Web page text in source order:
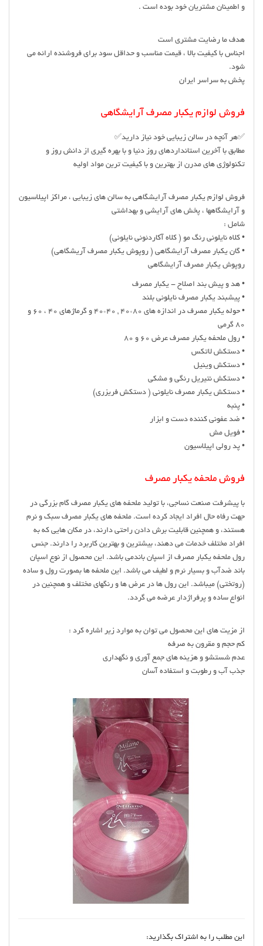
و اطمینان مشتریان خود بوده است .
هدف ما رضایت مشتری است
اجناس با کیفیت بالا ، قیمت مناسب و حداقل سود برای فروشنده ارائه می
شود.
پخش به سراسر ایران
فروش لوازم یکبار مصرف آرایشگاهی
✅هر آنچه در سالن زیبایی خود نیاز دارید✅
مطابق با آخرین استانداردهای روز دنیا و با بهره گیری از دانش روز و
تکنولوژی های مدرن از بهترین و با کیفیت ترین مواد اولیه
فروش لوازم یکبار مصرف آرایشگاهی به سالن های زیبایی ، مراکز اپیلاسیون
و آرایشگاهها ، پخش های آرایشی و بهداشتی
شامل :
• کلاه نایلونی رنگ مو ( کلاه آکاردئونی نایلونی)
• گان یکبار مصرف آرایشگاهی ( روپوش یکبار مصرف آریشگاهی)
روپوش یکبار مصرف آرایشگاهی
• هد و پیش بند اصلاح - یکبار مصرف
• پیشبند یکبار مصرف نایلونی بلند
• حوله یکبار مصرف در اندازه های 80*40 , 40*40 و گرماژهای 40 ، 60 و
80 گرمی
• رول ملحفه یکبار مصرف عرض 60 و 80
• دستکش لاتکس
• دستکش وینیل
• دستکش نتیریل رنگی و مشکی
• دستکش یکبار مصرف نایلونی ( دستکش فریزری)
• پنبه
• ضد عفونی کننده دست و ابزار
• فویل مش
• پد رولی اپیلاسیون
فروش ملحفه یکبار مصرف
با پیشرفت صنعت نساجی، با تولید ملحفه های یکبار مصرف گام بزرگی در
جهت رفاه حال افراد ایجاد کرده است. ملحفه های یکبار مصرف سبک و نرم
هستند، و همچنین قابلیت برش دادن راحتی دارند، در مکان هایی که به
افراد مختلف خدمات می دهند، بیشترین و بهترین کاربرد را دارند. جنس
رول ملحفه یکبار مصرف از اسپان باندمی باشد. این محصول از نوع اسپان
باند ضدآب و بسیار نرم و لطیف می باشد. این ملحفه ها بصورت رول و ساده
(روتختی) میباشد. این رول ها در عرض ها و رنگهای مختلف و همچنین در
انواع ساده و پرفراژدار عرضه می گردد.
از مزیت های این محصول می توان به موارد زیر اشاره کرد :
کم حجم و مقرون به صرفه
عدم شستشو و هزینه های جمع آوری و نگهداری
جذب آب و رطوبت و استفاده آسان
این مطلب را به اشتراک بگذارید: